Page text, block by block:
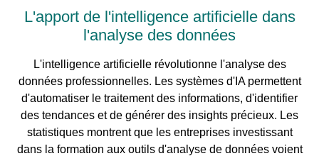
L'apport de l'intelligence artificielle dans
l'analyse des données
L'intelligence artificielle révolutionne l'analyse des
données professionnelles. Les systèmes d'IA permettent
d'automatiser le traitement des informations, d'identifier
des tendances et de générer des insights précieux. Les
statistiques montrent que les entreprises investissant
dans la formation aux outils d'analyse de données voient